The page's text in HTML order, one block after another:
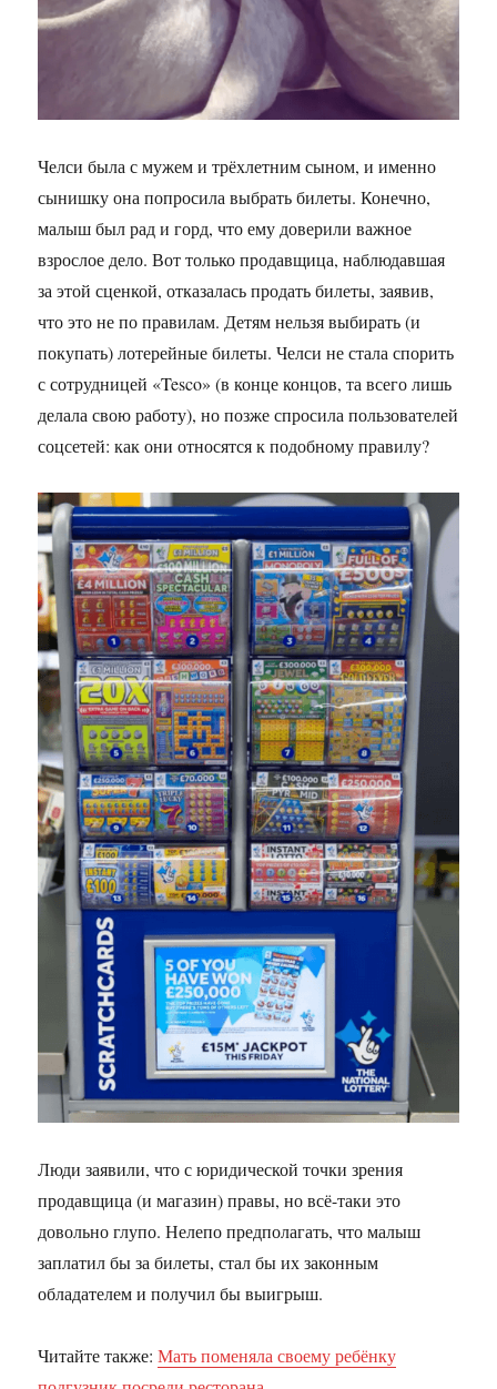
Челси была с мужем и трёхлетним сыном, и именно
сынишку она попросила выбрать билеты. Конечно,
малыш был рад и горд, что ему доверили важное
взрослое дело. Вот только продавщица, наблюдавшая
за этой сценкой, отказалась продать билеты, заявив,
что это не по правилам. Детям нельзя выбирать (и
покупать) лотерейные билеты. Челси не стала спорить
с сотрудницей «Tesco» (в конце концов, та всего лишь
делала свою работу), но позже спросила пользователей
соцсетей: как они относятся к подобному правилу?
Люди заявили, что с юридической точки зрения
продавщица (и магазин) правы, но всё-таки это
довольно глупо. Нелепо предполагать, что малыш
заплатил бы за билеты, стал бы их законным
обладателем и получил бы выигрыш.
Читайте также:Мать поменяла своему ребёнку